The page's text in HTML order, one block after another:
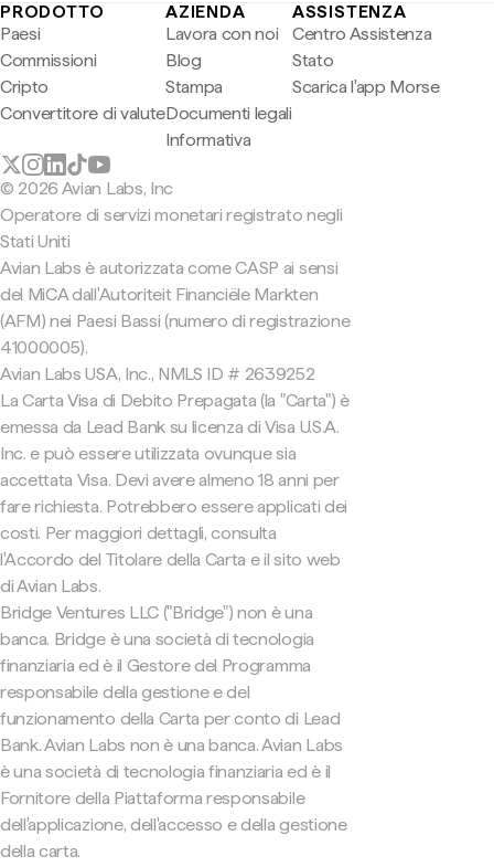
PRODOTTO
Paesi
Commissioni
Cripto
Convertitore di valute
AZIENDA
Lavora con noi
Blog
Stampa
Documenti legali
Informativa
ASSISTENZA
Centro Assistenza
Stato
Scarica l'app Morse
© 2026 Avian Labs, Inc
Operatore di servizi monetari registrato negli
Stati Uniti
Avian Labs è autorizzata come CASP ai sensi
del MiCA dall'Autoriteit Financiële Markten
(AFM) nei Paesi Bassi (numero di registrazione
41000005).
Avian Labs USA, Inc., NMLS ID # 2639252
La Carta Visa di Debito Prepagata (la "Carta") è
emessa da Lead Bank su licenza di Visa U.S.A.
Inc. e può essere utilizzata ovunque sia
accettata Visa. Devi avere almeno 18 anni per
fare richiesta. Potrebbero essere applicati dei
costi. Per maggiori dettagli, consulta
l'Accordo del Titolare della Carta e il sito web
di Avian Labs.
Bridge Ventures LLC ("Bridge") non è una
banca. Bridge è una società di tecnologia
finanziaria ed è il Gestore del Programma
responsabile della gestione e del
funzionamento della Carta per conto di Lead
Bank. Avian Labs non è una banca. Avian Labs
è una società di tecnologia finanziaria ed è il
Fornitore della Piattaforma responsabile
dell'applicazione, dell'accesso e della gestione
della carta.